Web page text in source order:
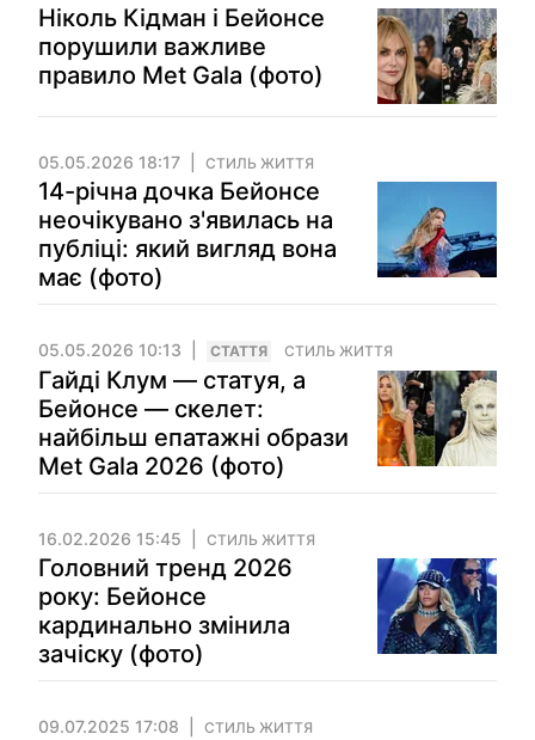
Ніколь Кідман і Бейонсе
порушили важливе
правило Met Gala (фото)
05.05.2026 18:17 СТИЛЬ ЖИТТЯ
14-річна дочка Бейонсе
неочікувано з'явилась на
публіці: який вигляд вона
має (фото)
05.05.2026 10:13 СТАТТЯ СТИЛЬ ЖИТТЯ
Гайді Клум — статуя, а
Бейонсе — скелет:
найбільш епатажні образи
Met Gala 2026 (фото)
16.02.2026 15:45 СТИЛЬ ЖИТТЯ
Головний тренд 2026
року: Бейонсе
кардинально змінила
зачіску (фото)
09.07.2025 17:08 СТИЛЬ ЖИТТЯ